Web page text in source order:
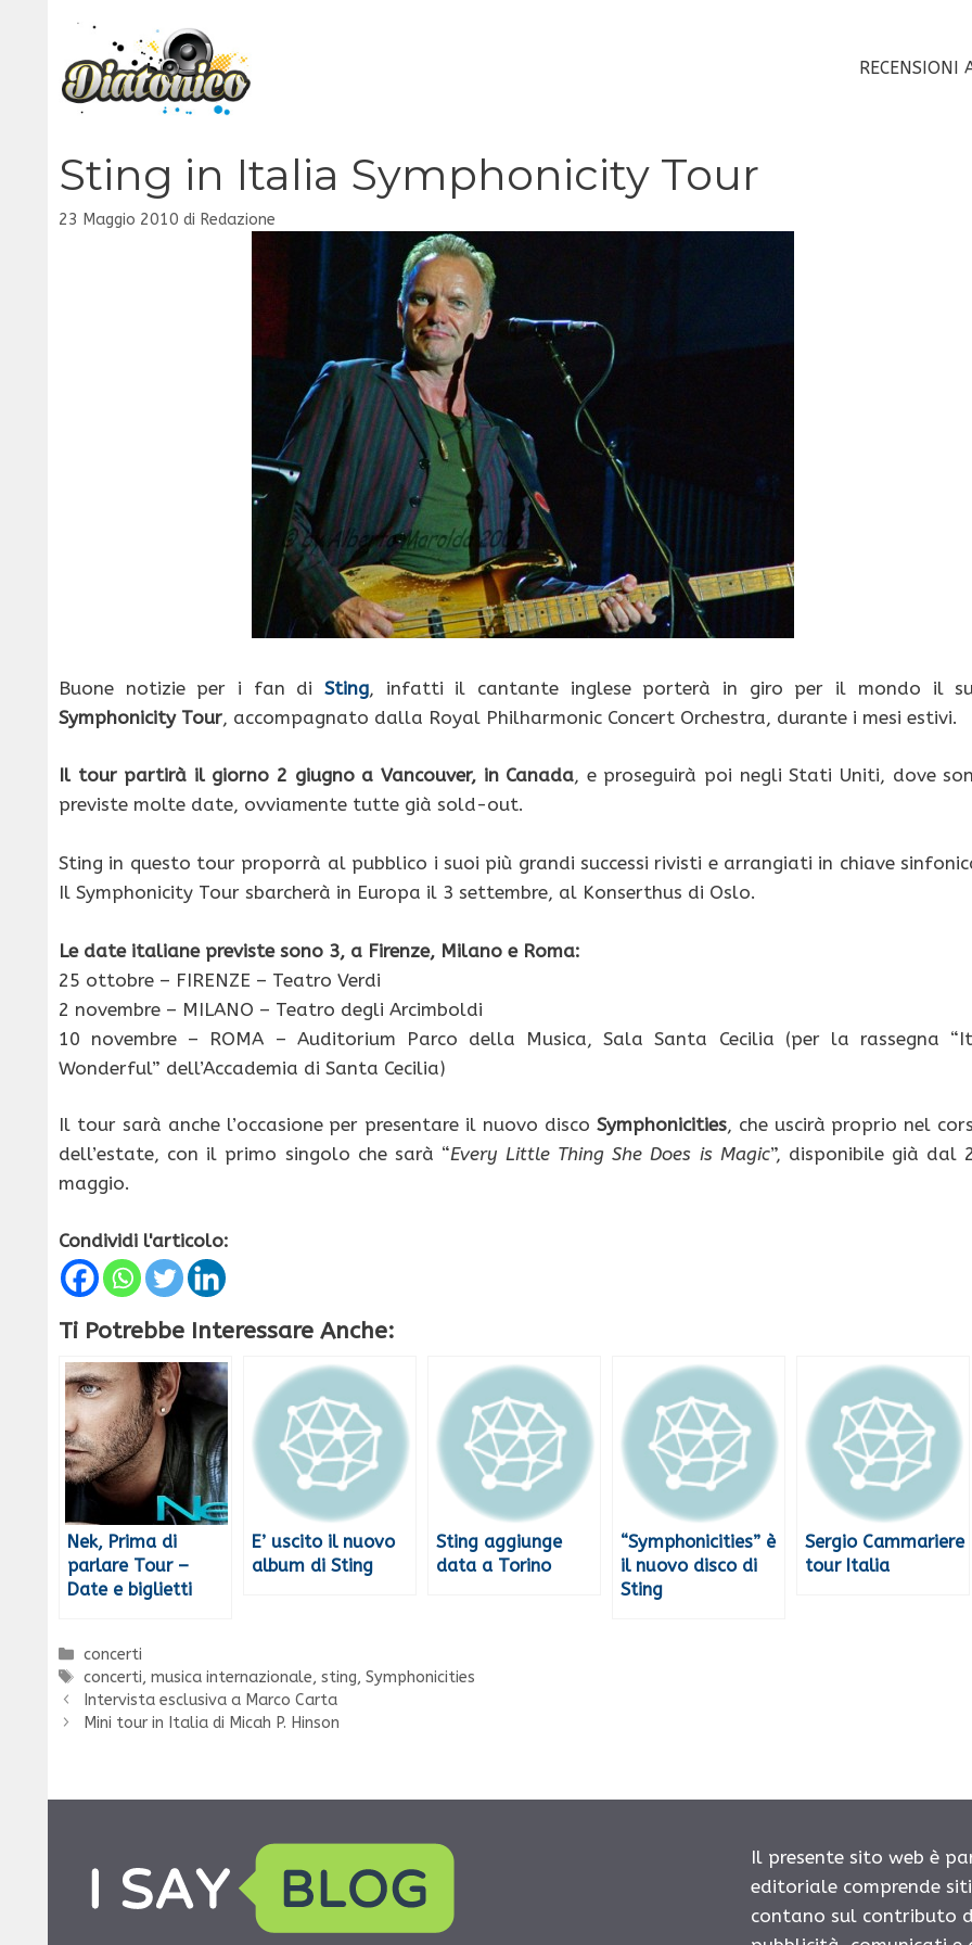
contenuto
RECENSIONI
Sting in Italia Symphonicity Tour
23 Maggio 2010 di Redazione
Buone notizie per i fan diSting, infatti il cantante inglese porterà in giro per il mondo il
Symphonicity Tour, accompagnato dalla Royal Philharmonic Concert Orchestra, durante i mesi estivi.
Il tour partirà il giorno 2 giugno a Vancouver, in Canada, e proseguirà poi negli Stati Uniti, dove
previste molte date, ovviamente tutte già sold-out.
Sting in questo tour proporrà al pubblico i suoi più grandi successi rivisti e arrangiati in chiave
Il Symphonicity Tour sbarcherà in Europa il 3 settembre, al Konserthus di Oslo.
Le date italiane previste sono 3, a Firenze, Milano e Roma:
25 ottobre – FIRENZE – Teatro Verdi
2 novembre – MILANO – Teatro degli Arcimboldi
10 novembre – ROMA – Auditorium Parco della Musica, Sala Santa Cecilia (per la rassegna
Wonderful” dell’Accademia di Santa Cecilia)
Il tour sarà anche l’occasione per presentare il nuovo disco Symphonicities, che uscirà proprio nel
dell’estate, con il primo singolo che sarà “Every Little Thing She Does is Magic”, disponibile già dal
maggio.
Condividi l'articolo:
Ti Potrebbe Interessare Anche:
Nek, Prima di
parlare Tour –
Date e biglietti
E’ uscito il nuovo
album di Sting
Sting aggiunge
data a Torino
“Symphonicities” è
il nuovo disco di
Sting
Sergio Cammariere
tour Italia
Categorie
concerti
Tag
concerti,musica internazionale,sting,Symphonicities
Intervista esclusiva a Marco Carta
Mini tour in Italia di Micah P. Hinson
Il presente sito web è
editoriale comprende
contano sul contributo